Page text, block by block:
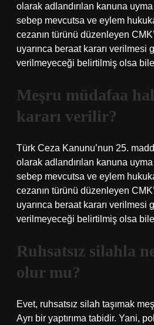
olarak adlandırılan kanuna
sebep mevcutsa ve eylem
cezanın türünü düzenleyen
uyarınca beraat kararı verilmesi
verilmeyeceği belirtilmiş olsa
Meşru müdafaa
kararı verilir?
Türk Ceza Kanunu’nun 25.
olarak adlandırılan kanuna
sebep mevcutsa ve eylem
cezanın türünü düzenleyen
uyarınca beraat kararı verilmesi
verilmeyeceği belirtilmiş olsa
Ruhsatsız silahla
olur mu?
Evet, ruhsatsız silah taşımak
Ayrı bir yaptırıma tabidir. Yani,